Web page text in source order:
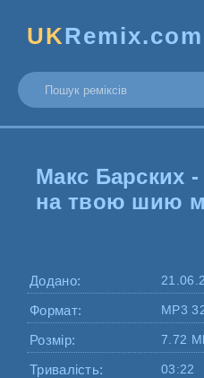
UKRemix.com
Макс Барских
на твою шию
Додано:
Формат: MP3
Розмір: 7.72
Тривалість: 03:22